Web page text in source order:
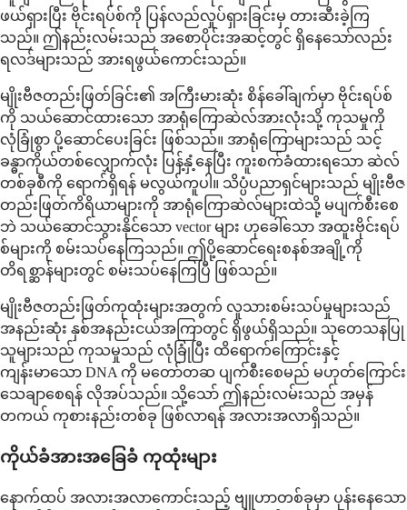
ဖယ်ရှားပြီး ဗိုင်းရပ်စ်ကို ပြန်လည်လှုပ်ရှားခြင်းမှ တားဆီးခဲ့ကြ
သည်။ ဤနည်းလမ်းသည် အစောပိုင်းအဆင့်တွင် ရှိနေသော်လည်း
ရလဒ်များသည် အားရဖွယ်ကောင်းသည်။
မျိုးဗီဇတည်းဖြတ်ခြင်း၏ အကြီးမားဆုံး စိန်ခေါ်ချက်မှာ ဗိုင်းရပ်စ်
ကို သယ်ဆောင်ထားသော အာရုံကြောဆဲလ်အားလုံးသို့ ကုသမှုကို
လုံခြုံစွာ ပို့ဆောင်ပေးခြင်း ဖြစ်သည်။ အာရုံကြောများသည် သင့်
ခန္ဓာကိုယ်တစ်လျှောက်လုံး ပြန့်နှံ့နေပြီး ကူးစက်ခံထားရသော ဆဲလ်
တစ်ခုစီကို ရောက်ရှိရန် မလွယ်ကူပါ။ သိပ္ပံပညာရှင်များသည် မျိုးဗီဇ
တည်းဖြတ်ကိရိယာများကို အာရုံကြောဆဲလ်များထဲသို့ မပျက်စီးစေ
ဘဲ သယ်ဆောင်သွားနိုင်သော vector များ ဟုခေါ်သော အထူးဗိုင်းရပ်
စ်များကို စမ်းသပ်နေကြသည်။ ဤပို့ဆောင်ရေးစနစ်အချို့ကို
တိရစ္ဆာန်များတွင် စမ်းသပ်နေကြပြီ ဖြစ်သည်။
မျိုးဗီဇတည်းဖြတ်ကုထုံးများအတွက် လူသားစမ်းသပ်မှုများသည်
အနည်းဆုံး နှစ်အနည်းငယ်အကြာတွင် ရှိဖွယ်ရှိသည်။ သုတေသနပြု
သူများသည် ကုသမှုသည် လုံခြုံပြီး ထိရောက်ကြောင်းနှင့်
ကျန်းမာသော DNA ကို မတော်တဆ ပျက်စီးစေမည် မဟုတ်ကြောင်း
သေချာစေရန် လိုအပ်သည်။ သို့သော် ဤနည်းလမ်းသည် အမှန်
တကယ် ကုစားနည်းတစ်ခု ဖြစ်လာရန် အလားအလာရှိသည်။
ကိုယ်ခံအားအခြေခံ ကုထုံးများ
နောက်ထပ် အလားအလာကောင်းသည့် ဗျူဟာတစ်ခုမှာ ပုန်းနေသော